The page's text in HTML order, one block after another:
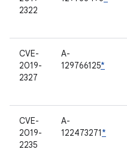
2322
CVE-
2019-
2327
A-
129766125*
CVE-
2019-
2235
A-
122473271*